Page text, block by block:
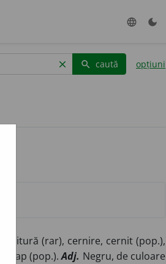
language dark_mode
clear search caută opțiuni
(rar), cernire, cernit (pop.),
arap (pop.).Adj. Negru, de culoare